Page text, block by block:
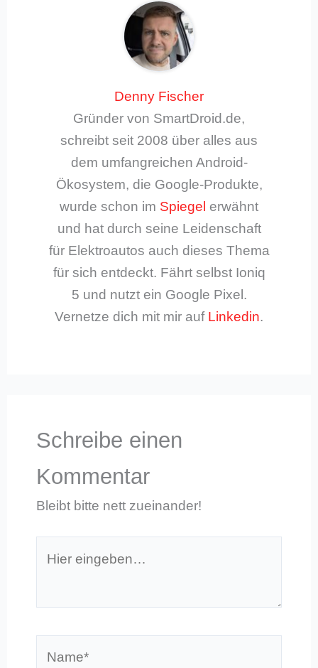
Denny Fischer
Gründer von SmartDroid.de,
schreibt seit 2008 über alles aus
dem umfangreichen Android-
Ökosystem, die Google-Produkte,
wurde schon im Spiegel erwähnt
und hat durch seine Leidenschaft
für Elektroautos auch dieses Thema
für sich entdeckt. Fährt selbst Ioniq
5 und nutzt ein Google Pixel.
Vernetze dich mit mir auf Linkedin.
Schreibe einen
Kommentar
Bleibt bitte nett zueinander!
eingeben…